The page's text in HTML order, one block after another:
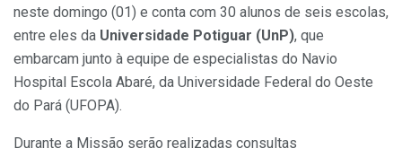
neste domingo (01) e conta com 30 alunos de seis escolas,
entre eles da Universidade Potiguar (UnP), que
embarcam junto à equipe de especialistas do Navio
Hospital Escola Abaré, da Universidade Federal do Oeste
do Pará (UFOPA).
Durante a Missão serão realizadas consultas